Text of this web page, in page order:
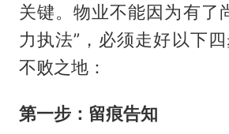
关键。物业不能因为有了
力执法”，必须走好以下
不败之地：
第一步：留痕告知